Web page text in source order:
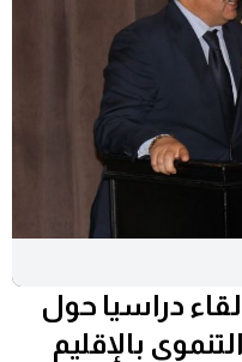
دراسيا حول
بالإقليم